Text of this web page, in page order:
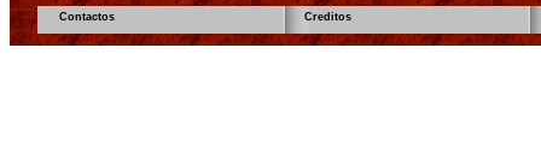
Contactos Creditos